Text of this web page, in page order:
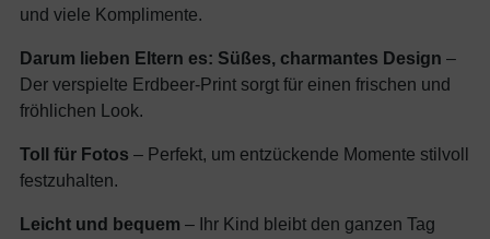
und viele Komplimente.
Darum lieben Eltern es: Süßes, charmantes Design –
Der verspielte Erdbeer-Print sorgt für einen frischen und
fröhlichen Look.
Toll für Fotos – Perfekt, um entzückende Momente stilvoll
festzuhalten.
Leicht und bequem – Ihr Kind bleibt den ganzen Tag